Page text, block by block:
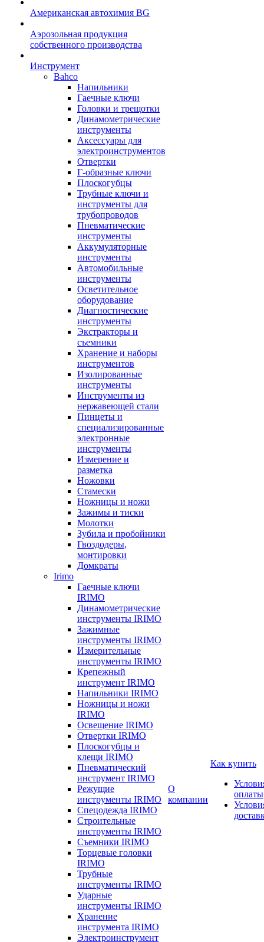
Американская автохимия BG
Аэрозольная продукция
собственного производства
Инструмент
Bahco
Напильники
Гаечные ключи
Головки и трещотки
Динамометрические
инструменты
Аксессуары для
электроинструментов
Отвертки
Г-образные ключи
Плоскогубцы
Трубные ключи и
инструменты для
трубопроводов
Пневматические
инструменты
Аккумуляторные
инструменты
Автомобильные
инструменты
Осветительное
оборудование
Диагностические
инструменты
Экстракторы и
съемники
Хранение и наборы
инструментов
Изолированные
инструменты
Инструменты из
нержавеющей стали
Пинцеты и
специализированные
электронные
инструменты
Измерение и
разметка
Ножовки
Стамески
Ножницы и ножи
Зажимы и тиски
Молотки
Зубила и пробойники
Гвоздодеры,
монтировки
Домкраты
Irimo
Гаечные ключи
IRIMO
Динамометрические
инструменты IRIMO
Зажимные
инструменты IRIMO
Измерительные
инструменты IRIMO
Крепежный
инструмент IRIMO
Напильники IRIMO
Ножницы и ножи
IRIMO
Освещение IRIMO
Отвертки IRIMO
Плоскогубцы и
клещи IRIMO
Пневматический
инструмент IRIMO
Режущие
инструменты IRIMO
Спецодежда IRIMO
Строительные
инструменты IRIMO
Съемники IRIMO
Торцевые головки
IRIMO
Трубные
инструменты IRIMO
Ударные
инструменты IRIMO
Хранение
инструмента IRIMO
Электроинструмент
О
компании
Как купить
оплаты